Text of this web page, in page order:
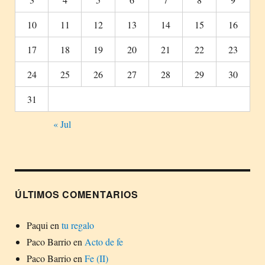
10
11 12 13 14 15
16
17
18 19 20 21 22
23
24
25 26 27 28 29
30
31
« Jul
ÚLTIMOS COMENTARIOS
Paqui en tu regalo
Paco Barrioen Acto de fe
Paco Barrioen Fe (II)